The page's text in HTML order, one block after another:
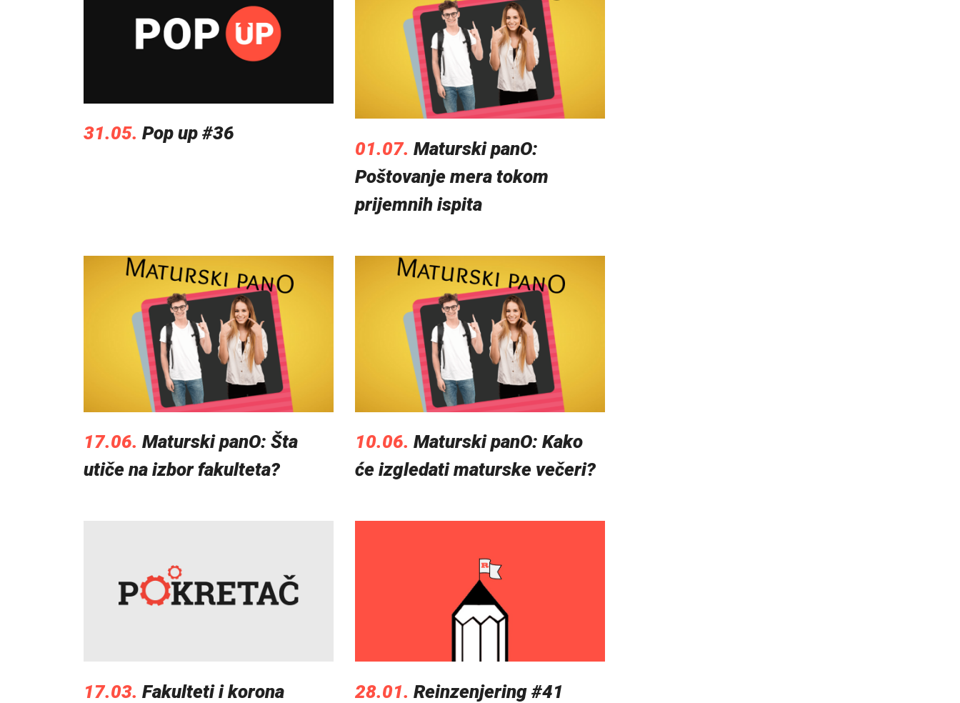
31.05. Pop up #36
01.07. Maturski panO:
Poštovanje mera tokom
prijemnih ispita
17.06. Maturski panO: Šta
utiče na izbor fakulteta?
10.06. Maturski panO: Kako
će izgledati maturske večeri?
17.03. Fakulteti i korona 28.01. Reinzenjering #41